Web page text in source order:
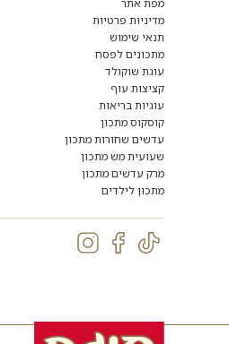
מפת אתר
מדיניות פרטיות
תנאי שימוש
מתכונים לפסח
עוגת שוקולד
קציצות עוף
עוגיות בריאות
קוסקוס מתכון
עדשים שחורות מתכון
שעועית מש מתכון
מרק עדשים מתכון
מתכון לילדים